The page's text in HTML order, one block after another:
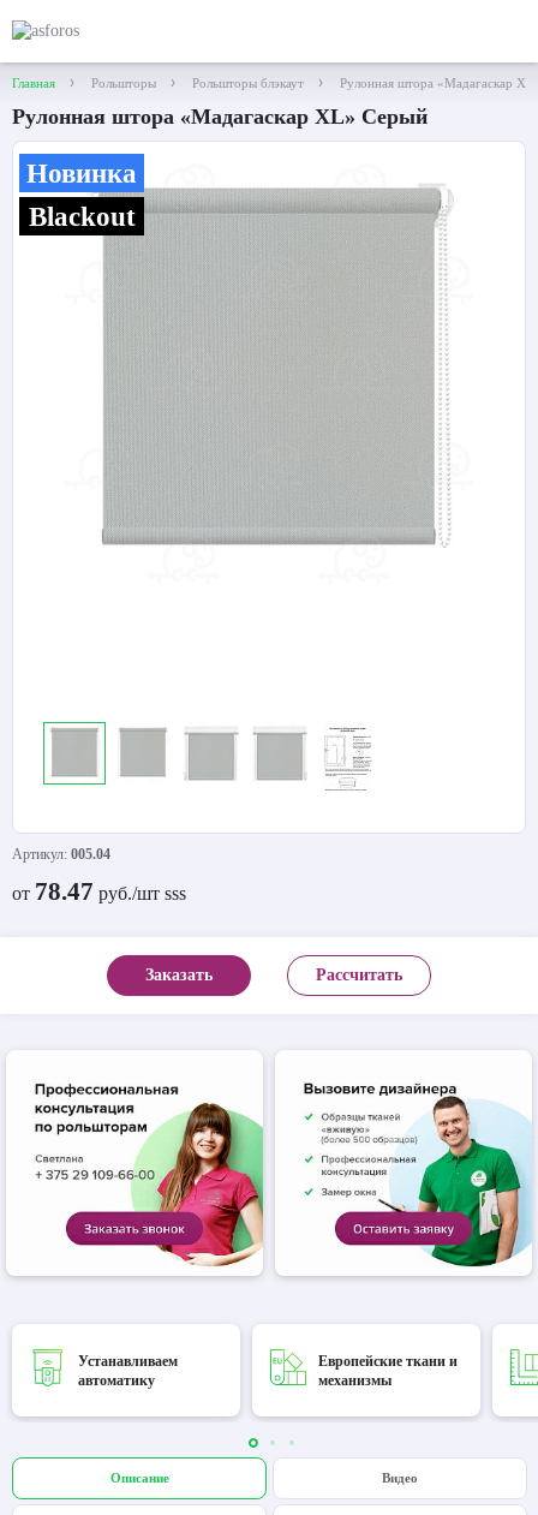
Главная Рольшторы Рольшторы блэкаут Рулонная штора «Мадагаскар
Рулонная штора «Мадагаскар XL» Серый
Новинка
Blackout
Артикул: 005.04
от 78.47 руб./шт sss
Заказать Рассчитать
Устанавливаем
автоматику
Европейские ткани и
механизмы
Описание Видео